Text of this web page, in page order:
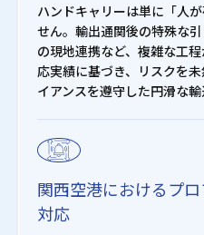
ハンドキャリーは単に「人
せん。輸出通関後の特殊な
の現地連携など、複雑な工
応実績に基づき、リスクを
イアンスを遵守した円滑な輸
関西空港におけるプ
対応